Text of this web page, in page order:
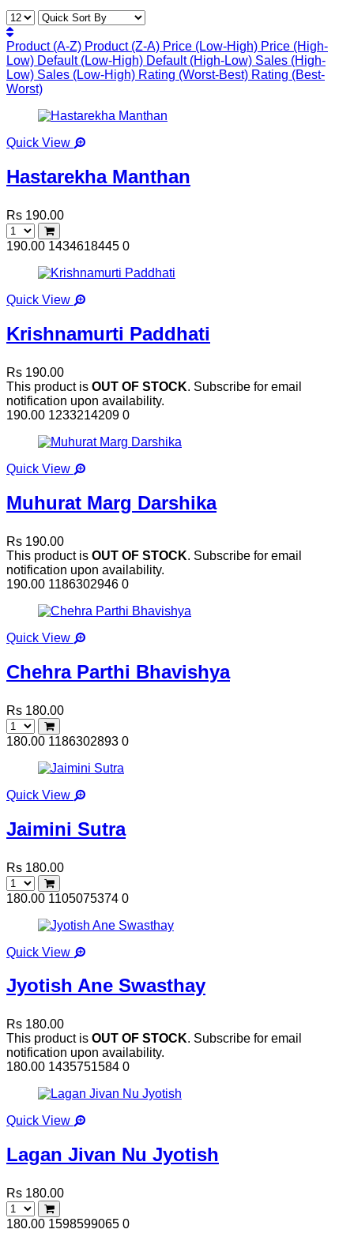
Product (A-Z) Product (Z-A) Price (Low-High) Price (High-
Low) Default (Low-High) Default (High-Low) Sales (High-
Low) Sales (Low-High) Rating (Worst-Best) Rating (Best-
Worst)
Quick View
Hastarekha Manthan
Rs 190.00
190.00 1434618445 0
Quick View
Krishnamurti Paddhati
Rs 190.00
This product is OUT OF STOCK. Subscribe for email
notification upon availability.
190.00 1233214209 0
Quick View
Muhurat Marg Darshika
Rs 190.00
This product is OUT OF STOCK. Subscribe for email
notification upon availability.
190.00 1186302946 0
Quick View
Chehra Parthi Bhavishya
Rs 180.00
180.00 1186302893 0
Quick View
Jaimini Sutra
Rs 180.00
180.00 1105075374 0
Quick View
Jyotish Ane Swasthay
Rs 180.00
This product is OUT OF STOCK. Subscribe for email
notification upon availability.
180.00 1435751584 0
Quick View
Lagan Jivan Nu Jyotish
Rs 180.00
180.00 1598599065 0